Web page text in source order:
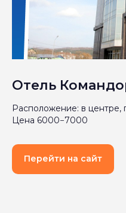
Отель
Расположение: в
Цена 6000−7000
Перейти на сайт